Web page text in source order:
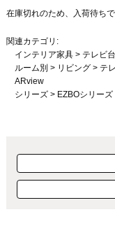
在庫切れのため、入荷待ちで
関連カテゴリ:
インテリア家具> テレビ
ルーム別 > リビング> テ
ARview
シリーズ> EZBOシリーズ